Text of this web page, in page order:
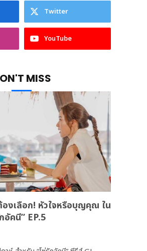
Twitter
YouTube
MISS
องเลือก! หัวใจหรือบุญคุณ ใน
อัคนี” EP.5